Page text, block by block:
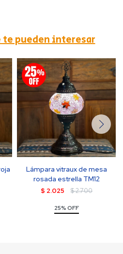
te pueden interesar
Lámpara vitraux de mesa
rosada estrella TM12
$ 2.025 $2.700
25% OFF